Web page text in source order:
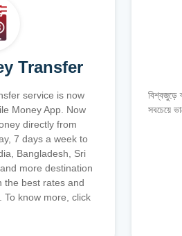
Transfer
service is now
Money App. Now
directly from
7 days a week to
Bangladesh, Sri
more destination
the best rates and
To know more, click
বিশ্বজুড়ে
সবচেয়ে